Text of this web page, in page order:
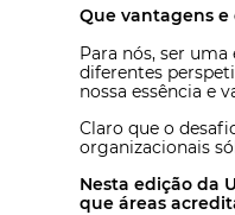
Que vantagens
Para nós, ser
diferentes
nossa essência e
Claro que o
organizacionais
Nesta edição da
que áreas